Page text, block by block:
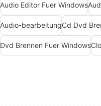
Audio Editor Fuer Windows
Audio-bearbeitungCd Dvd
Dvd Brennen Fuer Windows